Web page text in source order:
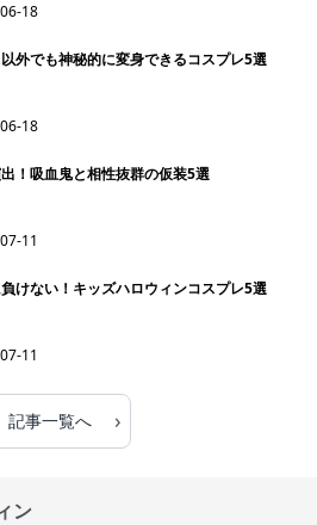
18
外でも神秘的に変身できるコスプレ5選
18
！吸血鬼と相性抜群の仮装5選
11
けない！キッズハロウィンコスプレ5選
11
記事一覧へ ›
ン